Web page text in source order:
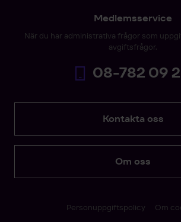
Medlemsservice
När du har administrativa frågor som
avgiftsfrågor.
08-782 09
Kontakta oss
Om oss
Personuppgiftspolicy Om